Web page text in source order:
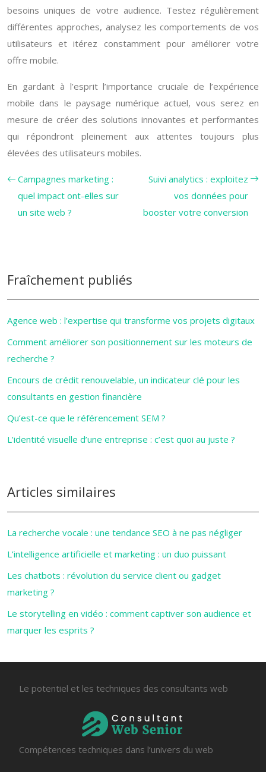
besoins uniques de votre audience. Testez régulièrement
différentes approches, analysez les comportements de vos
utilisateurs et itérez constamment pour améliorer votre
offre mobile.
En gardant à l’esprit l’importance cruciale de l’expérience
mobile dans le paysage numérique actuel, vous serez en
mesure de créer des solutions innovantes et performantes
qui répondront pleinement aux attentes toujours plus
élevées des utilisateurs mobiles.
Campagnes marketing :
quel impact ont-elles sur
un site web ?
Suivi analytics : exploitez
vos données pour
booster votre conversion
Fraîchement publiés
Agence web : l’expertise qui transforme vos projets digitaux
Comment améliorer son positionnement sur les moteurs de
recherche ?
Encours de crédit renouvelable, un indicateur clé pour les
consultants en gestion financière
Qu’est-ce que le référencement SEM ?
L’identité visuelle d’une entreprise : c’est quoi au juste ?
Articles similaires
La recherche vocale : une tendance SEO à ne pas négliger
L’intelligence artificielle et marketing : un duo puissant
Les chatbots : révolution du service client ou gadget
marketing ?
Le storytelling en vidéo : comment captiver son audience et
marquer les esprits ?
Le potentiel et les techniques des consultants web
Compétences techniques dans l’univers du web